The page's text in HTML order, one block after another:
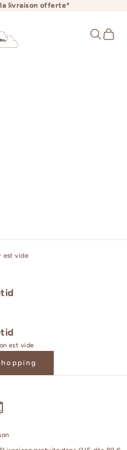
la livraison offerte*
Ouvrir la
Voir le
est vide
est vide